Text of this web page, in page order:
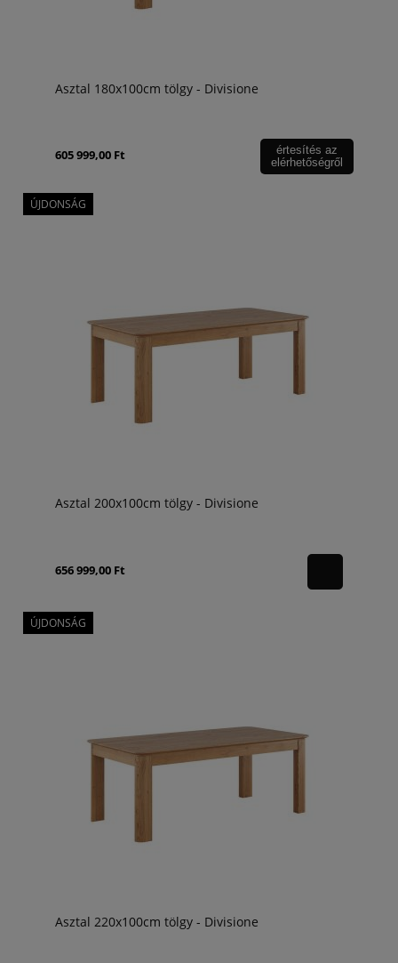
Asztal 180x100cm tölgy - Divisione
605 999,00 Ft
értesítés az
elérhetőségről
Asztal 200x100cm tölgy - Divisione
656 999,00 Ft
ÚJDONSÁG
Asztal 220x100cm tölgy - Divisione
ÚJDONSÁG